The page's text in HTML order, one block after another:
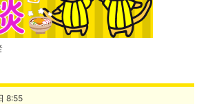
8:55